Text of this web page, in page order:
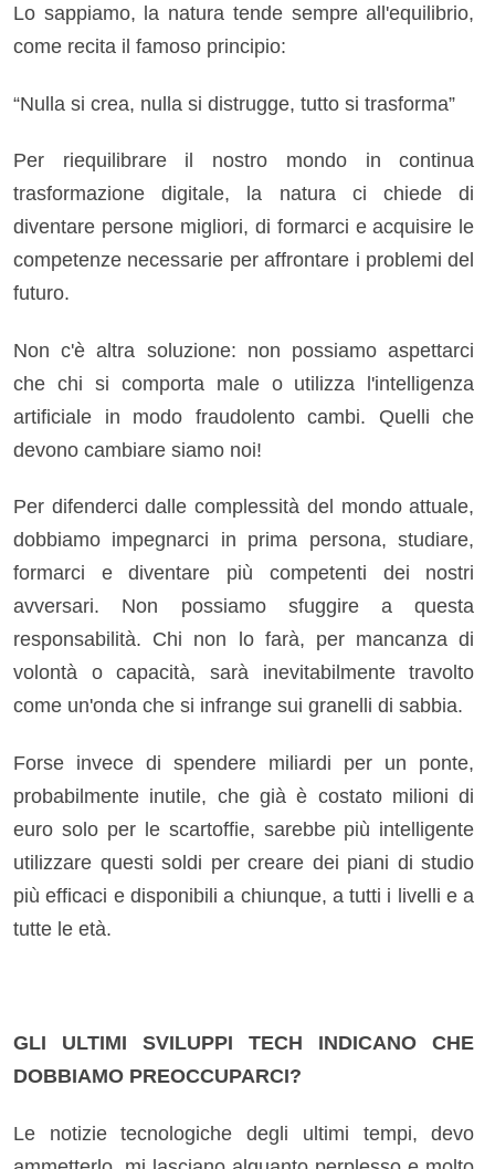
Lo sappiamo, la natura tende sempre all'equilibrio,
come recita il famoso principio:
“Nulla si crea, nulla si distrugge, tutto si trasforma”
Per riequilibrare il nostro mondo in continua
trasformazione digitale, la natura ci chiede di
diventare persone migliori, di formarci e acquisire le
competenze necessarie per affrontare i problemi del
futuro.
Non c'è altra soluzione: non possiamo aspettarci
che chi si comporta male o utilizza l'intelligenza
artificiale in modo fraudolento cambi. Quelli che
devono cambiare siamo noi!
Per difenderci dalle complessità del mondo attuale,
dobbiamo impegnarci in prima persona, studiare,
formarci e diventare più competenti dei nostri
avversari. Non possiamo sfuggire a questa
responsabilità. Chi non lo farà, per mancanza di
volontà o capacità, sarà inevitabilmente travolto
come un'onda che si infrange sui granelli di sabbia.
Forse invece di spendere miliardi per un ponte,
probabilmente inutile, che già è costato milioni di
euro solo per le scartoffie, sarebbe più intelligente
utilizzare questi soldi per creare dei piani di studio
più efficaci e disponibili a chiunque, a tutti i livelli e a
tutte le età.
GLI ULTIMI SVILUPPI TECH INDICANO CHE
DOBBIAMO PREOCCUPARCI?
Le notizie tecnologiche degli ultimi tempi, devo